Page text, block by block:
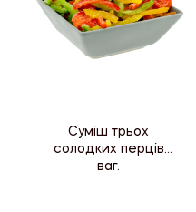
Суміш трьох
солодких перців
ваг.